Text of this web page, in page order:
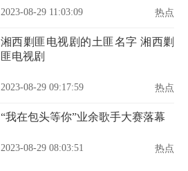
2023-08-29 11:03:09 热点
湘西剿匪电视剧的土匪名字 湘西剿
匪电视剧
2023-08-29 09:17:59 热点
“我在包头等你”业余歌手大赛落幕
2023-08-29 08:03:51 热点